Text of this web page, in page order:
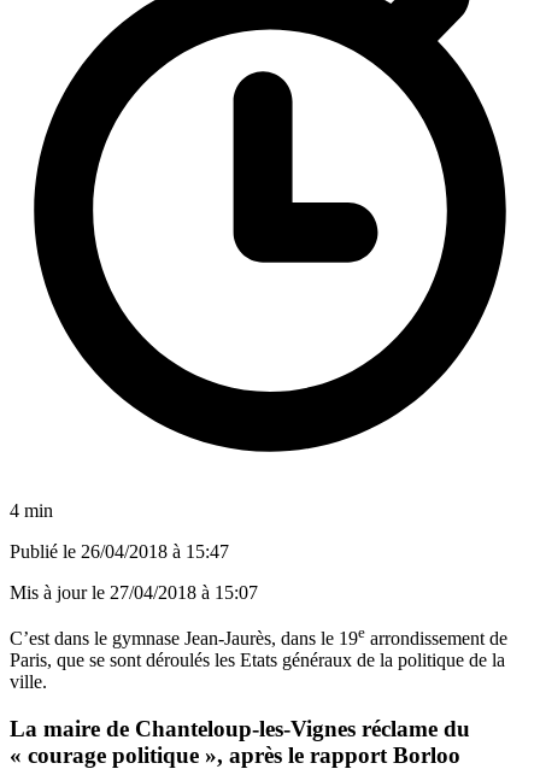
4 min
Publié le 26/04/2018 à 15:47
Mis à jour le 27/04/2018 à 15:07
C’est dans le gymnase Jean-Jaurès, dans le 19e arrondissement de
Paris, que se sont déroulés les Etats généraux de la politique de la
ville.
La maire de Chanteloup-les-Vignes réclame du
« courage politique », après le rapport Borloo